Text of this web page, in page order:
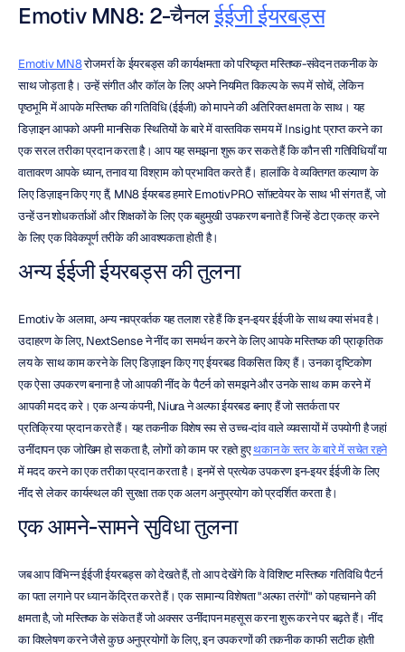
Emotiv MN8: 2-चैनल ईईजी ईयरबड्स
Emotiv MN8 रोजमर्रा के ईयरबड्स की कार्यक्षमता को परिष्कृत मस्तिष्क-संवेदन तकनीक के
साथ जोड़ता है। उन्हें संगीत और कॉल के लिए अपने नियमित विकल्प के रूप में सोचें, लेकिन
पृष्ठभूमि में आपके मस्तिष्क की गतिविधि (ईईजी) को मापने की अतिरिक्त क्षमता के साथ। यह
डिज़ाइन आपको अपनी मानसिक स्थितियों के बारे में वास्तविक समय में Insight प्राप्त करने का
एक सरल तरीका प्रदान करता है। आप यह समझना शुरू कर सकते हैं कि कौन सी गतिविधियाँ या
वातावरण आपके ध्यान, तनाव या विश्राम को प्रभावित करते हैं। हालांकि वे व्यक्तिगत कल्याण के
लिए डिज़ाइन किए गए हैं, MN8 ईयरबड हमारे EmotivPRO सॉफ़्टवेयर के साथ भी संगत हैं, जो
उन्हें उन शोधकर्ताओं और शिक्षकों के लिए एक बहुमुखी उपकरण बनाते हैं जिन्हें डेटा एकत्र करने
के लिए एक विवेकपूर्ण तरीके की आवश्यकता होती है।
अन्य ईईजी ईयरबड्स की तुलना
Emotiv के अलावा, अन्य नवप्रवर्तक यह तलाश रहे हैं कि इन-इयर ईईजी के साथ क्या संभव है।
उदाहरण के लिए, NextSense ने नींद का समर्थन करने के लिए आपके मस्तिष्क की प्राकृतिक
लय के साथ काम करने के लिए डिज़ाइन किए गए ईयरबड विकसित किए हैं। उनका दृष्टिकोण
एक ऐसा उपकरण बनाना है जो आपकी नींद के पैटर्न को समझने और उनके साथ काम करने में
आपकी मदद करे। एक अन्य कंपनी, Niura ने अल्फा ईयरबड बनाए हैं जो सतर्कता पर
प्रतिक्रिया प्रदान करते हैं। यह तकनीक विशेष रूप से उच्च-दांव वाले व्यवसायों में उपयोगी है जहां
उनींदापन एक जोखिम हो सकता है, लोगों को काम पर रहते हुए थकान के स्तर के बारे में सचेत रहने
में मदद करने का एक तरीका प्रदान करता है। इनमें से प्रत्येक उपकरण इन-इयर ईईजी के लिए
नींद से लेकर कार्यस्थल की सुरक्षा तक एक अलग अनुप्रयोग को प्रदर्शित करता है।
एक आमने-सामने सुविधा तुलना
जब आप विभिन्न ईईजी ईयरबड्स को देखते हैं, तो आप देखेंगे कि वे विशिष्ट मस्तिष्क गतिविधि पैटर्न
का पता लगाने पर ध्यान केंद्रित करते हैं। एक सामान्य विशेषता "अल्फा तरंगों" को पहचानने की
क्षमता है, जो मस्तिष्क के संकेत हैं जो अक्सर उनींदापन महसूस करना शुरू करने पर बढ़ते हैं। नींद
का विश्लेषण करने जैसे कुछ अनुप्रयोगों के लिए, इन उपकरणों की तकनीक काफी सटीक होती